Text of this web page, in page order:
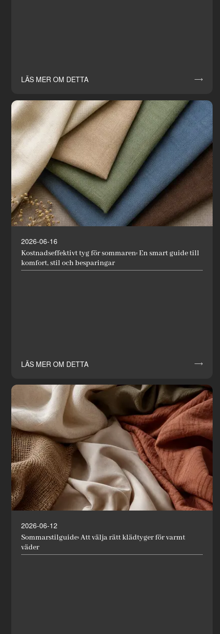
LÄS MER OM DETTA 
2026-06-16
Kostnadseffektivt tyg för sommaren: En smart guide till
komfort, stil och besparingar
LÄS MER OM DETTA 
2026-06-12
Sommarstilguide: Att välja rätt klädtyger för varmt
väder